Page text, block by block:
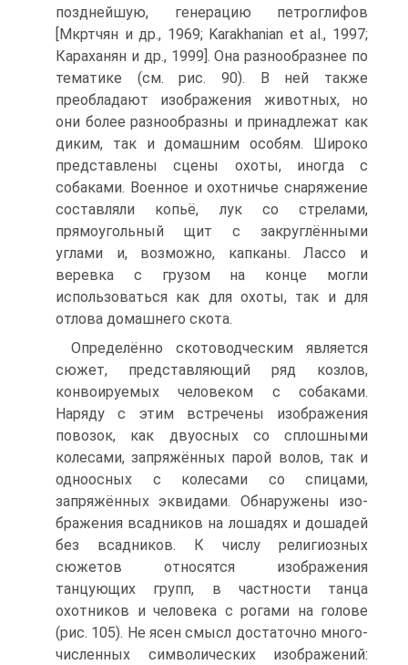
позднейшую, генерацию петрог­лифов
[Мкртчян и др., 1969; Karakhanian et al., 1997;
Караханян и др., 1999]. Она разнообразнее по
тематике (см. рис. 90). В ней также
преобладают изображе­ния животных, но
они более разнообразны и принадлежат как
диким, так и до­машним особям. Широко
представлены сцены охоты, иногда с
собаками. Воен­ное и охотничье снаряжение
составляли копьё, лук со стрелами,
прямоугольный щит с закруглёнными
углами и, возможно, капканы. Лассо и
веревка с грузом на конце могли
использоваться как для охоты, так и для
отлова домашнего скота.
Определённо скотоводческим является
сюжет, представляющий ряд козлов,
конвоируемых человеком с собаками.
Наряду с этим встречены изображения
повозок, как двуосных со сплошными
колесами, запряжённых парой волов, так и
одноосных с колесами со спицами,
запряжённых эквидами. Обнаружены изо­
бражения всадников на лошадях и дошадей
без всадников. К числу религиозных
сюжетов относятся изображения
танцующих групп, в частности танца
охотни­ков и человека с рогами на голове
(рис. 105). Не ясен смысл достаточно много­
численных символических изображений: